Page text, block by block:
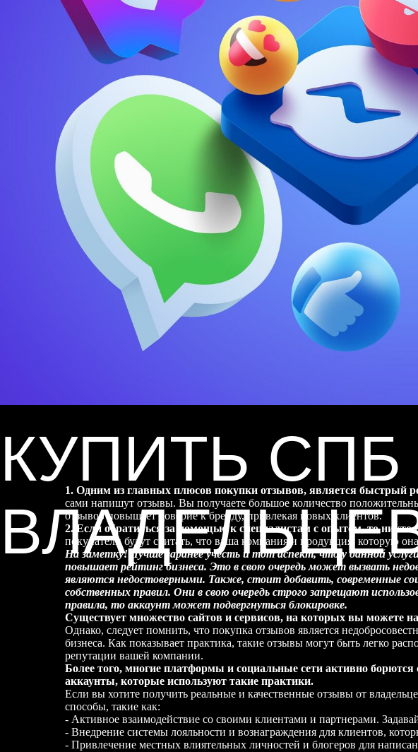
КУПИТЬ
Плюсы и минусы покупки отзывов
1. Одним из главных плюсов покупки отзывов, является быстрый
сами напишут отзывы. Вы получаете большое количество
отзывов повышает доверие к бренду, привлекая новых клиентов.
2. Если обратиться за помощью к специалистам с опытом, то никто
покупатели будут считать, что ваша компания и продукция, которую
На заметку! Лучше заранее учесть и тот аспект, что у данной
повышает рейтинг бизнеса. Это в свою очередь может вызвать
являются недостоверными. Также, стоит добавить, современные
собственных правил. Они в свою очередь строго запрещают
правила, то аккаунт может подвергнуться блокировке.
Существует множество сайтов и сервисов, на которых вы можете
Однако, следует помнить, что покупка отзывов является
бизнеса. Как показывает практика, такие отзывы могут быть легко
репутации вашей компании.
Более того, многие платформы и социальные сети активно
аккаунты, которые используют такие практики.
Если вы хотите получить реальные и качественные отзывы от
способы, такие как:
- Активное взаимодействие со своими клиентами и партнерами.
- Внедрение системы лояльности и вознаграждения для клиентов,
- Привлечение местных влиятельных личностей и блогеров для